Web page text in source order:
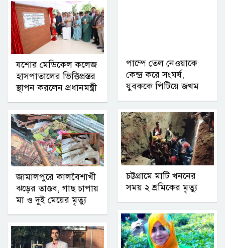
যশোর মেডিকেল কলেজ
হাসপাতালের ভিত্তিপ্রস্তর
স্থাপন করলেন প্রধানমন্ত্রী
জামালপুরে কালবৈশাখী
ঝড়ের তাণ্ডব, গাছ চাপায়
মা ও দুই মেয়ের মৃত্যু
পাম্পে তেল নেওয়াকে
কেন্দ্র করে সংঘর্ষ,
যুবককে পিটিয়ে জখম
চট্টগ্রামে মাটি খননের
সময় ২ শ্রমিকের মৃত্যু